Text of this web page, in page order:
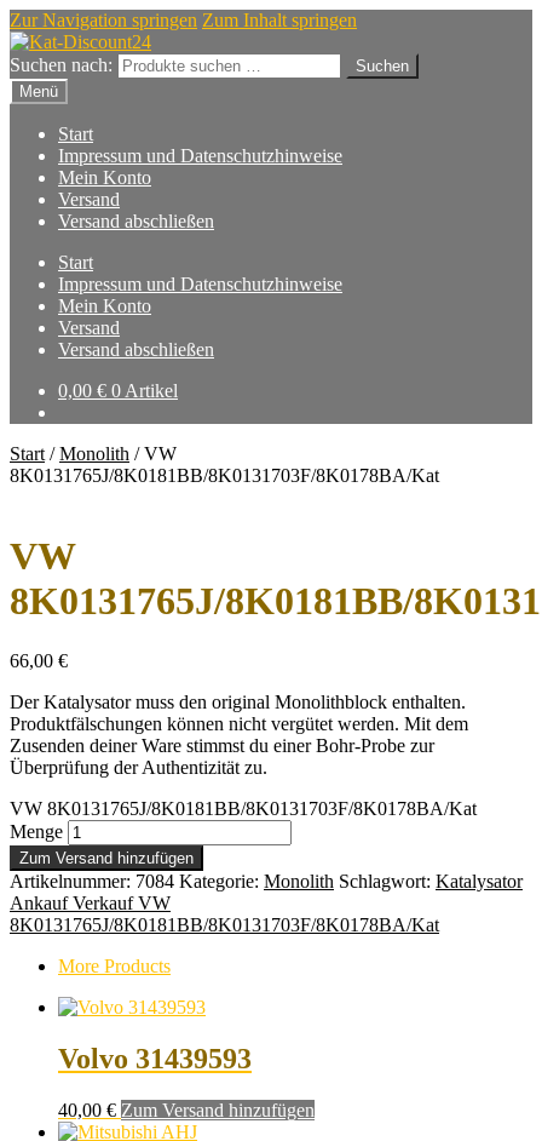
Zur Navigation springen Zum Inhalt springen
Suchen nach:
Suchen
Menü
Start
Impressum und Datenschutzhinweise
Mein Konto
Versand
Versand abschließen
Start
Impressum und Datenschutzhinweise
Mein Konto
Versand
Versand abschließen
0,00 € 0 Artikel
Start /Monolith /VW
8K0131765J/8K0181BB/8K0131703F/8K0178BA/Kat
VW
8K0131765J/8K0181BB/
66,00 €
Der Katalysator muss den original Monolithblock enthalten.
Produktfälschungen können nicht vergütet werden. Mit dem
Zusenden deiner Ware stimmst du einer Bohr-Probe zur
Überprüfung der Authentizität zu.
VW 8K0131765J/8K0181BB/8K0131703F/8K0178BA/Kat
Menge
Zum Versand hinzufügen
Artikelnummer: 7084 Kategorie: Monolith Schlagwort: Katalysator
Ankauf Verkauf VW
8K0131765J/8K0181BB/8K0131703F/8K0178BA/Kat
More Products
Volvo 31439593
40,00 € Zum Versand hinzufügen